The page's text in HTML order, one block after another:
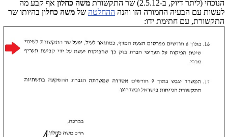
הנוכחי (ליתר דיוק, ב-2.5.12) שר התקשורת
משה כחלון אף קבע מה
לעשות עם הבעיה החמורה הזו והנה ההחלטה של משה כחלון בהיותו שר
התקשורת, עם חתימת ידו: